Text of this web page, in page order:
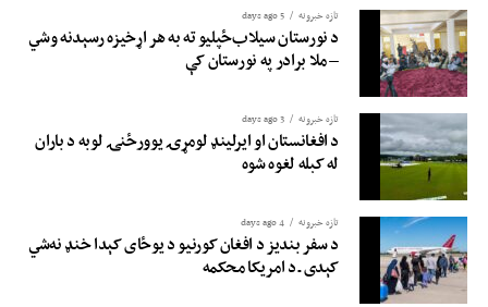
تازه خبرونه 5 days ago
د نورستان سیلاب‌ځپلیو ته به هر اړخیزه رسېدنه وشي
– ملا برادر په نورستان کې
تازه خبرونه 3 days ago
د افغانستان او ایرلینډ لومړۍ یوورځنۍ لوبه د باران
له کبله لغوه شوه
تازه خبرونه 4 days ago
د سفر بندیز د افغان کورنیو د یوځای کېدا خنډ نه‌شي
کېدی ـ د امریکا محکمه